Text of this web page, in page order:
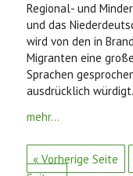
Regional- und
und das
wird von den in
Migranten eine
Sprachen
ausdrücklich würdigt.
mehr...
« Vorherige Seite